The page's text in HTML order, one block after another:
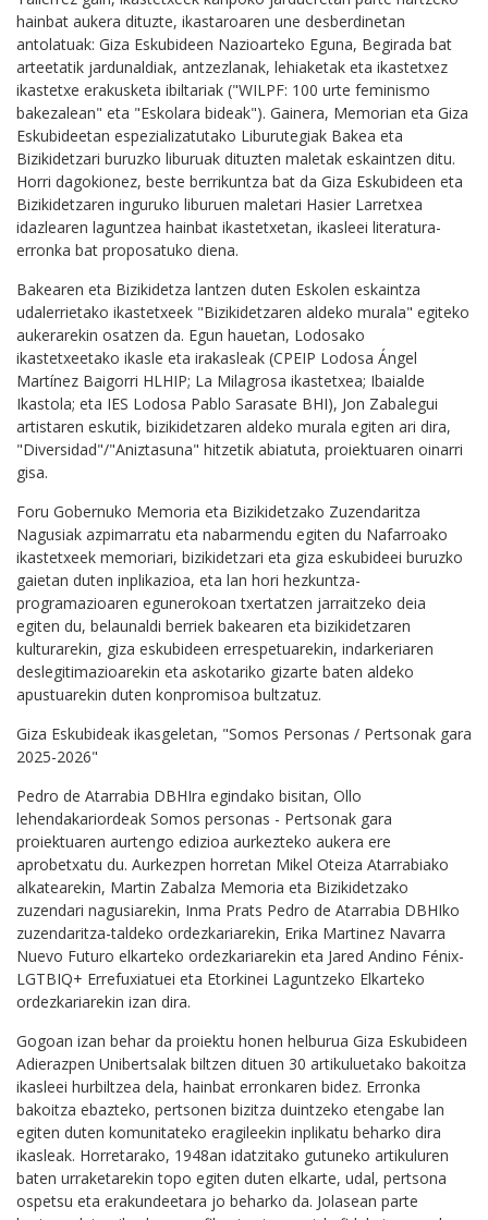
hainbat aukera dituzte, ikastaroaren une desberdinetan
antolatuak: Giza Eskubideen Nazioarteko Eguna, Begirada bat
arteetatik jardunaldiak, antzezlanak, lehiaketak eta ikastetxez
ikastetxe erakusketa ibiltariak ("WILPF: 100 urte feminismo
bakezalean" eta "Eskolara bideak"). Gainera, Memorian eta Giza
Eskubideetan espezializatutako Liburutegiak Bakea eta
Bizikidetzari buruzko liburuak dituzten maletak eskaintzen ditu.
Horri dagokionez, beste berrikuntza bat da Giza Eskubideen eta
Bizikidetzaren inguruko liburuen maletari Hasier Larretxea
idazlearen laguntzea hainbat ikastetxetan, ikasleei literatura-
erronka bat proposatuko diena.
Bakearen eta Bizikidetza lantzen duten Eskolen eskaintza
udalerrietako ikastetxeek "Bizikidetzaren aldeko murala" egiteko
aukerarekin osatzen da. Egun hauetan, Lodosako
ikastetxeetako ikasle eta irakasleak (CPEIP Lodosa Ángel
Martínez Baigorri HLHIP; La Milagrosa ikastetxea; Ibaialde
Ikastola; eta IES Lodosa Pablo Sarasate BHI), Jon Zabalegui
artistaren eskutik, bizikidetzaren aldeko murala egiten ari dira,
"Diversidad"/"Aniztasuna" hitzetik abiatuta, proiektuaren oinarri
gisa.
Foru Gobernuko Memoria eta Bizikidetzako Zuzendaritza
Nagusiak azpimarratu eta nabarmendu egiten du Nafarroako
ikastetxeek memoriari, bizikidetzari eta giza eskubideei buruzko
gaietan duten inplikazioa, eta lan hori hezkuntza-
programazioaren egunerokoan txertatzen jarraitzeko deia
egiten du, belaunaldi berriek bakearen eta bizikidetzaren
kulturarekin, giza eskubideen errespetuarekin, indarkeriaren
deslegitimazioarekin eta askotariko gizarte baten aldeko
apustuarekin duten konpromisoa bultzatuz.
Giza Eskubideak ikasgeletan, "Somos Personas / Pertsonak gara
2025-2026"
Pedro de Atarrabia DBHIra egindako bisitan, Ollo
lehendakariordeak Somos personas - Pertsonak gara
proiektuaren aurtengo edizioa aurkezteko aukera ere
aprobetxatu du. Aurkezpen horretan Mikel Oteiza Atarrabiako
alkatearekin, Martin Zabalza Memoria eta Bizikidetzako
zuzendari nagusiarekin, Inma Prats Pedro de Atarrabia DBHIko
zuzendaritza-taldeko ordezkariarekin, Erika Martinez Navarra
Nuevo Futuro elkarteko ordezkariarekin eta Jared Andino Fénix-
LGTBIQ+ Errefuxiatuei eta Etorkinei Laguntzeko Elkarteko
ordezkariarekin izan dira.
Gogoan izan behar da proiektu honen helburua Giza Eskubideen
Adierazpen Unibertsalak biltzen dituen 30 artikuluetako bakoitza
ikasleei hurbiltzea dela, hainbat erronkaren bidez. Erronka
bakoitza ebazteko, pertsonen bizitza duintzeko etengabe lan
egiten duten komunitateko eragileekin inplikatu beharko dira
ikasleak. Horretarako, 1948an idatzitako gutuneko artikuluren
baten urraketarekin topo egiten duten elkarte, udal, pertsona
ospetsu eta erakundeetara jo beharko da. Jolasean parte